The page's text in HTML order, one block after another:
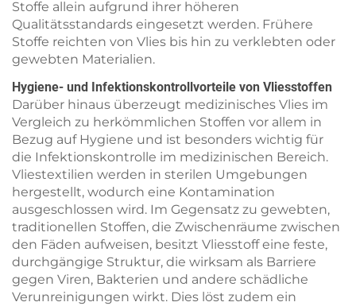
Stoffe allein aufgrund ihrer höheren
Qualitätsstandards eingesetzt werden. Frühere
Stoffe reichten von Vlies bis hin zu verklebten oder
gewebten Materialien.
Hygiene- und Infektionskontrollvorteile von Vliesstoffen
Darüber hinaus überzeugt medizinisches Vlies im
Vergleich zu herkömmlichen Stoffen vor allem in
Bezug auf Hygiene und ist besonders wichtig für
die Infektionskontrolle im medizinischen Bereich.
Vliestextilien werden in sterilen Umgebungen
hergestellt, wodurch eine Kontamination
ausgeschlossen wird. Im Gegensatz zu gewebten,
traditionellen Stoffen, die Zwischenräume zwischen
den Fäden aufweisen, besitzt Vliesstoff eine feste,
durchgängige Struktur, die wirksam als Barriere
gegen Viren, Bakterien und andere schädliche
Verunreinigungen wirkt. Dies löst zudem ein